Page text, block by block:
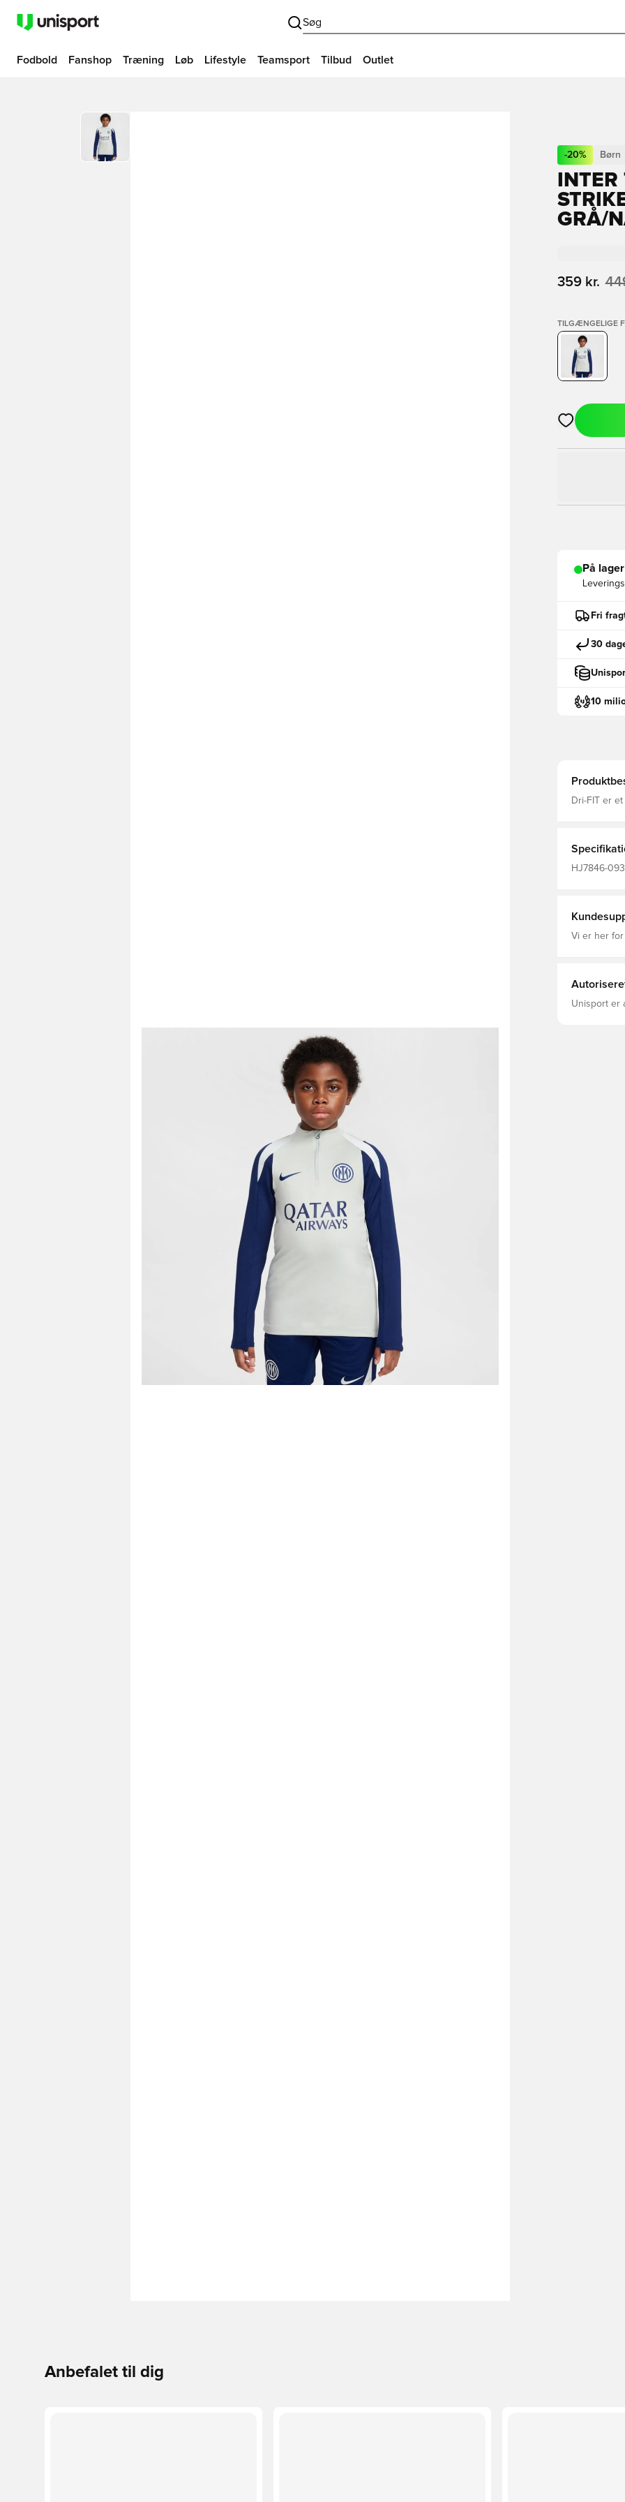
Søg
Fodbold Fanshop Træning Løb Lifestyle Teamsport Tilbud Outlet
-20% Børn
GRÅ/
359 kr.
TILGÆNGELIGE
Åbner en
På
Fri
30
10
Dri-FIT er
en
Fremstillet
HJ7846-
Vi er her
Unisport er
Anbefalet til dig